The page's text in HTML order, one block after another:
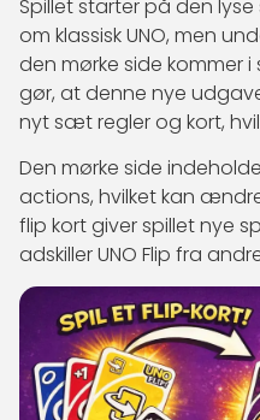
Spillet starter på den
om klassisk UNO, men
den mørke side kommer
gør, at denne nye
nyt sæt regler og kort,
Den mørke side
actions, hvilket kan
flip kort giver spillet nye
adskiller UNO Flip fra